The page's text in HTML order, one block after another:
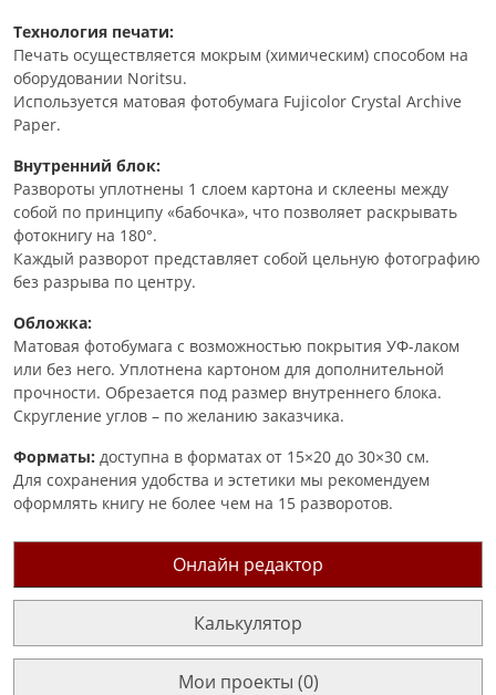
Технология печати:
Печать осуществляется мокрым (химическим) способом на
оборудовании Noritsu.
Используется матовая фотобумага Fujicolor Crystal Archive
Paper.
Внутренний блок:
Развороты уплотнены 1 слоем картона и склеены между
собой по принципу «бабочка», что позволяет раскрывать
фотокнигу на 180°.
Каждый разворот представляет собой цельную фотографию
без разрыва по центру.
Обложка:
Матовая фотобумага с возможностью покрытия УФ-лаком
или без него. Уплотнена картоном для дополнительной
прочности. Обрезается под размер внутреннего блока.
Скругление углов – по желанию заказчика.
Форматы: доступна в форматах от 15×20 до 30×30 см.
Для сохранения удобства и эстетики мы рекомендуем
оформлять книгу не более чем на 15 разворотов.
Онлайн редактор
Калькулятор
Мои проекты (0)